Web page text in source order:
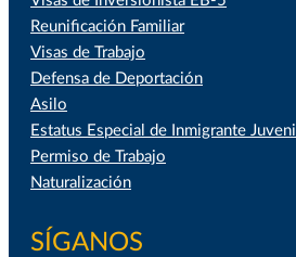
Reunificación Familiar
Visas de Trabajo
Defensa de Deportación
Asilo
Estatus Especial de Inmigrante Juvenil
Permiso de Trabajo
Naturalización
SÍGANOS